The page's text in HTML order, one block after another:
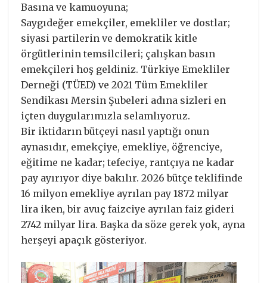
Basına ve kamuoyuna;
Saygıdeğer emekçiler, emekliler ve dostlar;
siyasi partilerin ve demokratik kitle
örgütlerinin temsilcileri; çalışkan basın
emekçileri hoş geldiniz. Türkiye Emekliler
Derneği (TÜED) ve 2021 Tüm Emekliler
Sendikası Mersin Şubeleri adına sizleri en
içten duygularımızla selamlıyoruz.
Bir iktidarın bütçeyi nasıl yaptığı onun
aynasıdır, emekçiye, emekliye, öğrenciye,
eğitime ne kadar; tefeciye, rantçıya ne kadar
pay ayırıyor diye bakılır. 2026 bütçe teklifinde
16 milyon emekliye ayrılan pay 1872 milyar
lira iken, bir avuç faizciye ayrılan faiz gideri
2742 milyar lira. Başka da söze gerek yok, ayna
herşeyi apaçık gösteriyor.